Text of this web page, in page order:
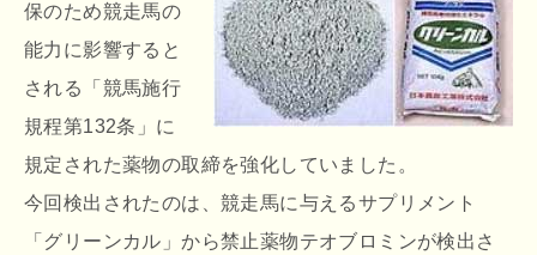
保のため競走馬の
能力に影響すると
される「競馬施行
規程第132条」に
規定された薬物の取締を強化していました。
今回検出されたのは、競走馬に与えるサプリメント
「グリーンカル」から禁止薬物テオブロミンが検出さ